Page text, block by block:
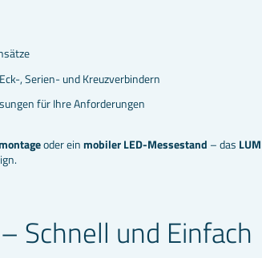
, Serien- und Kreuzverbindern
für Ihre Anforderungen
oder einmobiler LED-Messestand – das
Schnell und Einfach